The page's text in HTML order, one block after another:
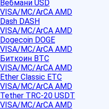
Вебмани USD
VISA/MC/ArCA AMD
Dash DASH
VISA/MC/ArCA AMD
Dogecoin DOGE
VISA/MC/ArCA AMD
Биткоин BTC
VISA/MC/ArCA AMD
Ether Classic ETC
VISA/MC/ArCA AMD
Tether TRC-20 USDT
VISA/MC/ArCA AMD